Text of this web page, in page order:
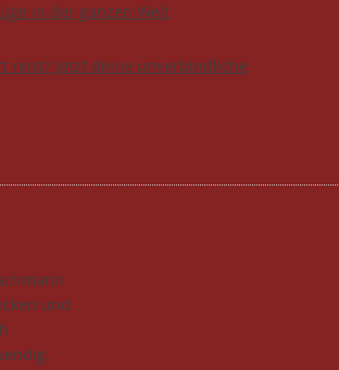
in der ganzen Welt
reist? Jetzt deine unverbindliche
und